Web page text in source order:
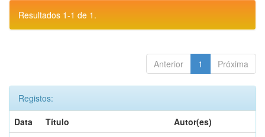
Resultados 1-1 de 1.
Anterior 1 Próxima
Registos:
Data
Título
Autor(es)